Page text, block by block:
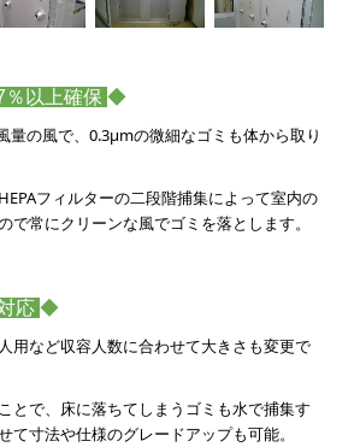
％以上確保 ◆
量の風で、0.3μmの微細なゴミも体から取り
フィルターの二段階捕集によって室内の
で常にクリーンな風でゴミを落とします。
応 ◆
用など収容人数に合わせて大きさも変更で
とで、床に落ちてしまうゴミも水で捕集す
て寸法や仕様のグレードアップも可能。